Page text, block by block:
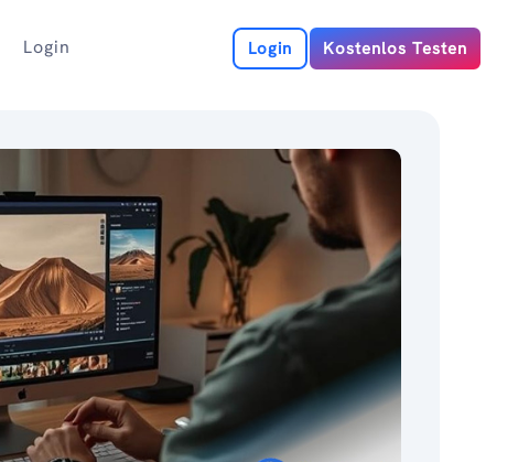
Login Login Kostenlos Testen